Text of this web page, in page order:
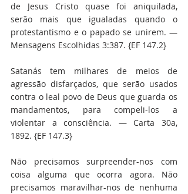
de Jesus Cristo quase foi aniquilada,
serão mais que igualadas quando o
protestantismo e o papado se unirem. —
Mensagens Escolhidas 3:387. {EF 147.2}
Satanás tem milhares de meios de
agressão disfarçados, que serão usados
contra o leal povo de Deus que guarda os
mandamentos, para compeli-los a
violentar a consciência. — Carta 30a,
1892. {EF 147.3}
Não precisamos surpreender-nos com
coisa alguma que ocorra agora. Não
precisamos maravilhar-nos de nenhuma